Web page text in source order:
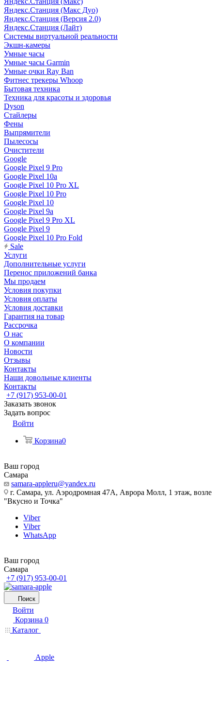
Яндекс.Станция (Макс Дуо)
Яндекс.Станция (Версия 2.0)
Яндекс.Станция (Лайт)
Системы виртуальной реальности
Экшн-камеры
Умные часы
Умные часы Garmin
Умные очки Ray Ban
Фитнес трекеры Whoop
Бытовая техника
Техника для красоты и здоровья
Dyson
Стайлеры
Фены
Выпрямители
Пылесосы
Очистители
Google
Google Pixel 9 Pro
Google Pixel 10a
Google Pixel 10 Pro XL
Google Pixel 10 Pro
Google Pixel 10
Google Pixel 9a
Google Pixel 9 Pro XL
Google Pixel 9
Google Pixel 10 Pro Fold
Sale
Услуги
Дополнительные услуги
Перенос приложений банка
Мы продаем
Условия покупки
Условия оплаты
Условия доставки
Гарантия на товар
Рассрочка
О нас
О компании
Новости
Отзывы
Контакты
Наши довольные клиенты
Контакты
+7 (917) 953-00-01
Заказать звонок
Задать вопрос
Войти
Корзина0
Ваш город
Самара
samara-appleru@yandex.ru
г. Самара, ул. Аэродромная 47А, Аврора Молл, 1 этаж, возле
"Вкусно и Точка"
Viber
Viber
WhatsApp
Ваш город
Самара
+7 (917) 953-00-01
Поиск
Войти
Корзина 0
Каталог
Apple